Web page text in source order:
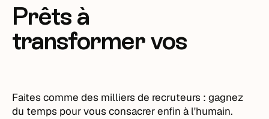
Prêts à
transformer vos
Faites comme des milliers de recruteurs : gagnez
du temps pour vous consacrer enfin à l'humain.